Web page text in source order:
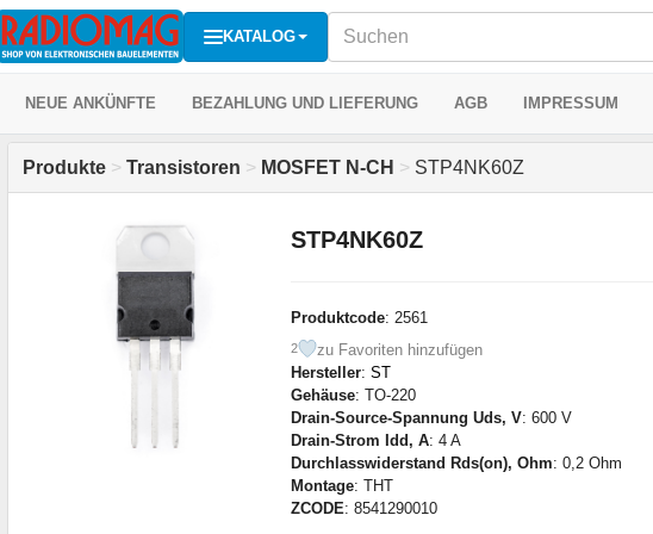
KATALOG
NEUE ANKÜNFTE BEZAHLUNG UND LIEFERUNG AGB IMPRESSUM
Produkte > Transistoren > MOSFET N-CH > STP4NK60Z
STP4NK60Z
Produktcode: 2561
2
zu Favoriten hinzufügen
Hersteller: ST
Gehäuse: TO-220
Drain-Source-Spannung Uds, V: 600 V
Drain-Strom Idd, A: 4 A
Durchlasswiderstand Rds(on), Ohm: 0,2 Ohm
Montage: THT
ZCODE: 8541290010